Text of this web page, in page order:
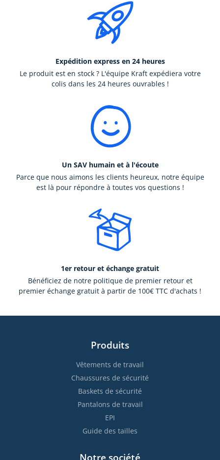
Expédition express en 24 heures
Le produit est en stock ? L'équipe Kraft expédiera votre
colis dans les 24 heures ouvrables !
Un SAV humain et à l'écoute
Parce que nous aimons les clients heureux, notre équipe
est là pour répondre à toutes vos questions !
1er retour et échange gratuit
Bénéficiez de notre politique de premier retour et
premier échange gratuit à partir de 100€ TTC d'achats !
Produits
Vêtements de travail
Chaussures de sécurité
Baskets de sécurité
Pantalons de travail
EPI
Guide des tailles